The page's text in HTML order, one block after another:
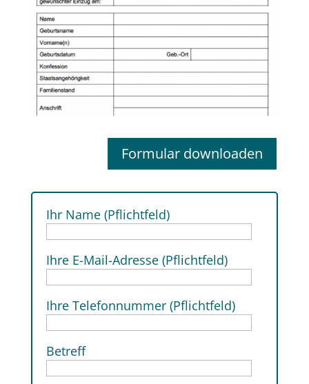
Formular downloaden
Ihr Name (Pflichtfeld)
Ihre E-Mail-Adresse (Pflichtfeld)
Ihre Telefonnummer (Pflichtfeld)
Betreff